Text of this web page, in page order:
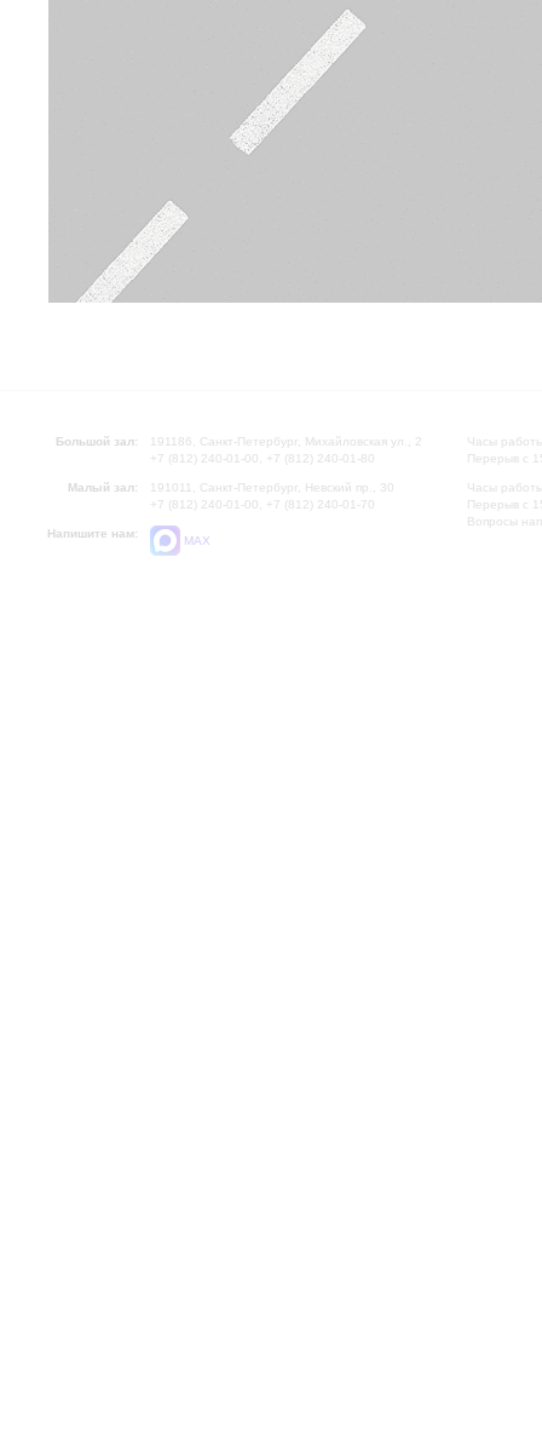
Большой зал:
191186, Санкт-Петербург, Михайловская ул., 2
+7 (812) 240-01-00, +7 (812) 240-01-80
Малый зал:
191011, Санкт-Петербург, Невский пр., 30
+7 (812) 240-01-00, +7 (812) 240-01-70
Напишите нам:
MAX
Часы
Перерыв с
Часы
Перерыв с
Вопросы